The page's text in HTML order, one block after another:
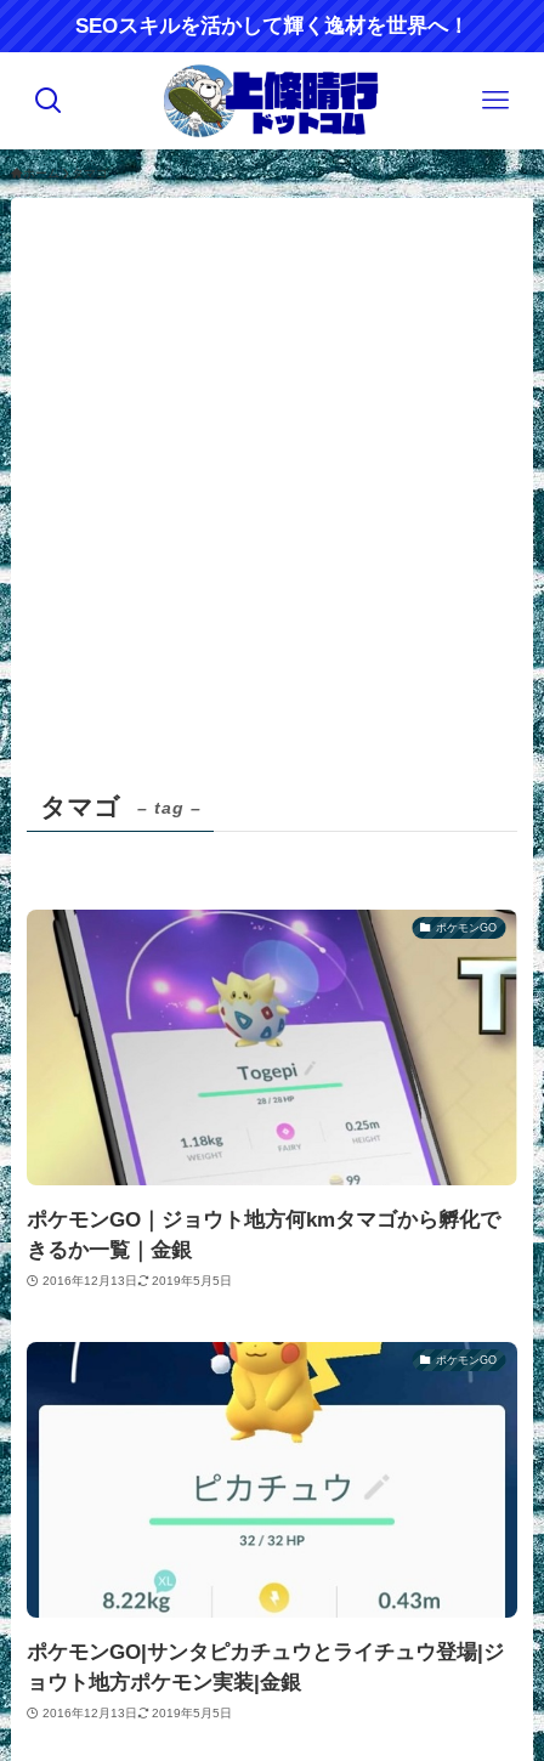
SEOスキルを活かして輝く逸材を世界へ！
ホーム タマゴ
タマゴ – tag –
ポケモンGO
ポケモンGO｜ジョウト地方何kmタマゴから孵化で
きるか一覧｜金銀
2016年12月13日 2019年5月5日
ポケモンGO
ポケモンGO|サンタピカチュウとライチュウ登場|ジ
ョウト地方ポケモン実装|金銀
2016年12月13日 2019年5月5日